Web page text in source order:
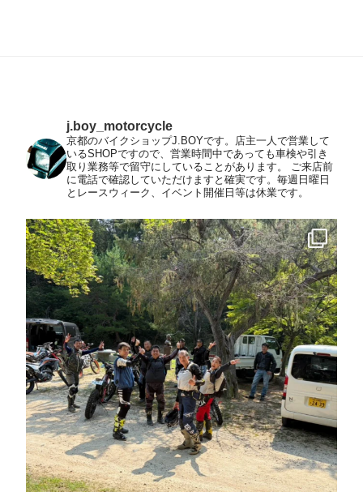
j.boy_motorcycle
京都のバイクショップJ.BOYです。店主一人で営業して
いるSHOPですので、営業時間中であっても車検や引き
取り業務等で留守にしていることがあります。
ご来店前
に電話で確認していただけますと確実です。毎週日曜日
とレースウィーク、イベント開催日等は休業です。